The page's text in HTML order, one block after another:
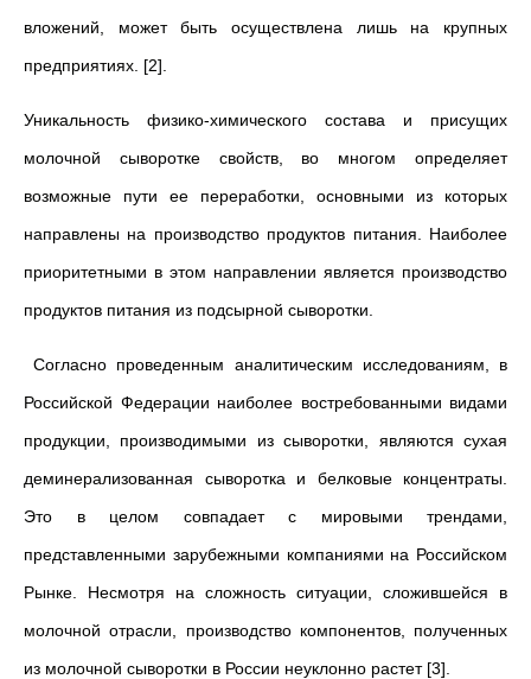
вложений, может быть осуществлена лишь на крупных
предприятиях. [2].
Уникальность физико-химического состава и присущих
молочной сыворотке свойств, во многом определяет
возможные пути ее переработки, основными из которых
направлены на производство продуктов питания. Наиболее
приоритетными в этом направлении является производство
продуктов питания из подсырной сыворотки.
Согласно проведенным аналитическим исследованиям, в
Российской Федерации наиболее востребованными видами
продукции, производимыми из сыворотки, являются сухая
деминерализованная сыворотка и белковые концентраты.
Это в целом совпадает с мировыми трендами,
представленными зарубежными компаниями на Российском
Рынке. Несмотря на сложность ситуации, сложившейся в
молочной отрасли, производство компонентов, полученных
из молочной сыворотки в России неуклонно растет [3].